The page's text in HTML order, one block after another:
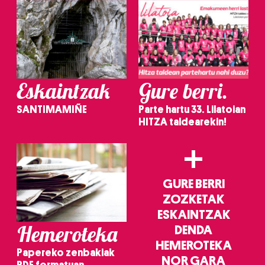
Eskaintzak
SANTIMAMIÑE
Gure berri.
Parte hartu 33. Lilatoian
HITZA taldearekin!
Hemeroteka
Papereko zenbakiak
+
GURE BERRI
ZOZKETAK
ESKAINTZAK
DENDA
HEMEROTEKA
NOR GARA